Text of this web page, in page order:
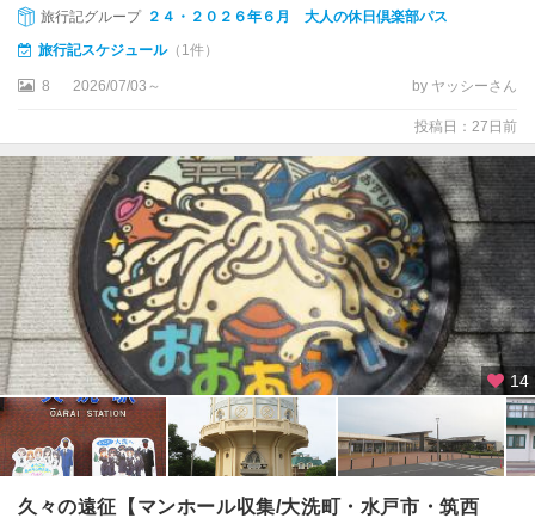
か
洗
水
戸
日
立
・
北
茨
城
・
袋
田
鹿
旅行記グループ ２４・２０２６年６月 大人の休日倶楽部パス
旅行記スケジュール（1件）
8 2026/07/03～ by ヤッシーさん
投稿日：27日前
14
久々の遠征【マンホール収集/大洗町・水戸市・筑西